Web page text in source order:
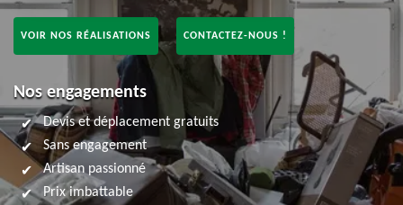
VOIR NOS RÉALISATIONS CONTACTEZ-NOUS !
Nos engagements
Devis et déplacement gratuits
Sans engagement
Artisan passionné
Prix imbattable